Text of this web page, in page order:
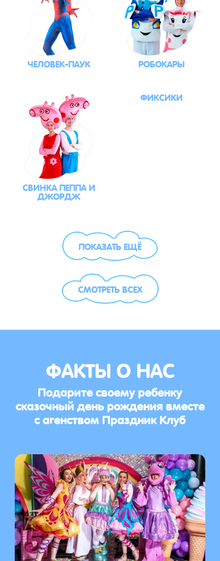
ЧЕЛОВЕК-ПАУК РОБОКАРЫ
СВИНКА ПЕППА И
ДЖОРДЖ
ФИКСИКИ
ПОКАЗАТЬ ЕЩЁ
СМОТРЕТЬ ВСЕХ
ФАКТЫ О НАС
Подарите своему ребенку
сказочный день рождения вместе
с агенством Праздник Клуб